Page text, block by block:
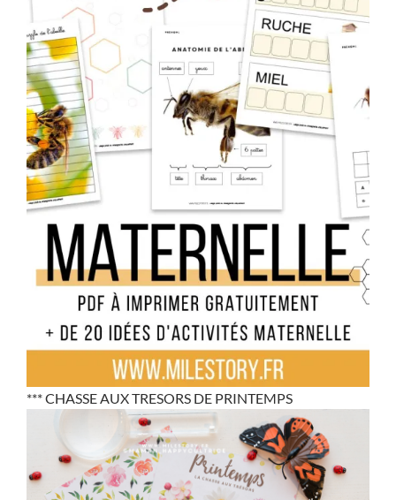
*** CHASSE AUX TRESORS DE PRINTEMPS